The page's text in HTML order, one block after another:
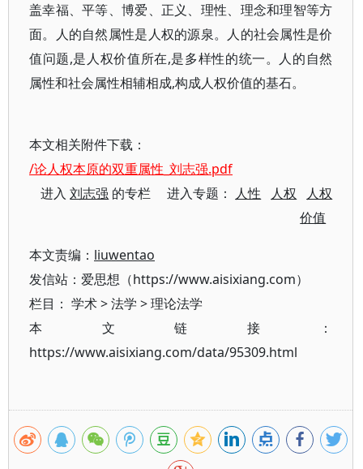
盖幸福、平等、博爱、正义、理性、理念和理智等方
面。人的自然属性是人权的源泉。人的社会属性是价
值问题,是人权价值所在,是多样性的统一。人的自然
属性和社会属性相辅相成,构成人权价值的基石。
本文相关附件下载：
/论人权本原的双重属性_刘志强.pdf
进入刘志强 的专栏 进入专题： 人性 人权
人权
价值
本文责编： liuwentao
发信站：爱思想（https://www.aisixiang.com）
栏目： 学术>法学 >理论法学
本文链接：
https://www.aisixiang.com/data/95309.html